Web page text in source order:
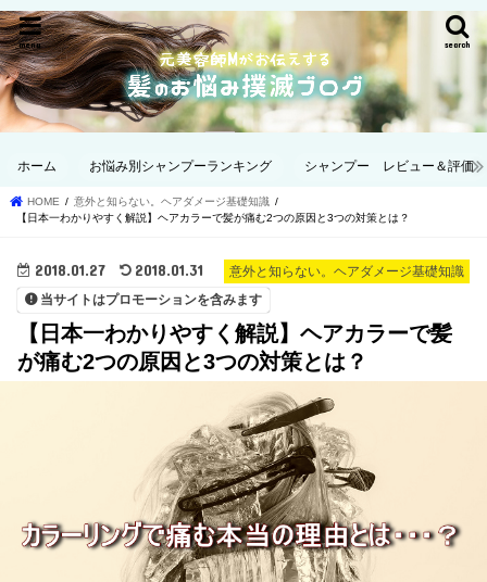
search
menu
ホーム お悩み別シャンプーランキング シャンプー レビュー＆評価
HOME
意外と知らない。ヘアダメージ基礎知識
【日本一わかりやすく解説】ヘアカラーで髪が痛む2つの原因と3つの対策とは？
意外と知らない。ヘアダメージ基礎知識
2018.01.27 2018.01.31
当サイトはプロモーションを含みます
【日本一わかりやすく解説】ヘアカラーで髪
が痛む2つの原因と3つの対策とは？